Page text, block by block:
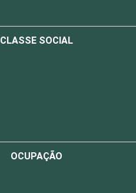
CLASSE SOCIAL
OCUPAÇÃO